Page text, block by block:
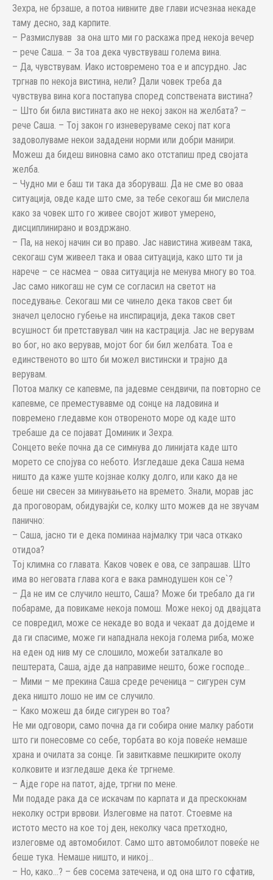
Зехра, не брзаше, а потоа нивните две глави исчезнаа некаде
таму десно, зад карпите.
– Размислував за она што ми го раскажа пред некоја вечер
– рече Саша. – За тоа дека чувствуваш голема вина.
– Да, чувствувам. Иако истовремено тоа е и апсурдно. Јас
тргнав по некоја вистина, нели? Дали човек треба да
чувствува вина кога постапува според сопствената вистина?
– Што би била вистината ако не некој закон на желбата? –
рече Саша. – Тој закон го изневеруваме секој пат кога
задоволуваме некои зададени норми или добри манири.
Можеш да бидеш виновна само ако отстапиш пред својата
желба.
– Чудно ми е баш ти така да зборуваш. Да не сме во оваа
ситуација, овде каде што сме, за тебе секогаш би мислела
како за човек што го живее својот живот умерено,
дисциплинирано и воздржано.
– Па, на некој начин си во право. Јас навистина живеам така,
секогаш сум живеел така и оваа ситуација, како што ти ја
нарече – се насмеа – оваа ситуација не менува многу во тоа.
Јас само никогаш не сум се согласил на светот на
поседување. Секогаш ми се чинело дека таков свет би
значел целосно губење на инспирација, дека таков свет
всушност би претставувал чин на кастрација. Јас не верувам
во бог, но ако верував, мојот бог би бил желбата. Тоа е
единственото во што би можел вистински и трајно да
верувам.
Потоа малку се капевме, па јадевме сендвичи, па повторно се
капевме, се преместувавме од сонце на ладовина и
повремено гледавме кон отвореното море од каде што
требаше да се појават Доминик и Зехра.
Сонцето веќе почна да се симнува до линијата каде што
морето се спојува со небото. Изгледаше дека Саша нема
ништо да каже уште којзнае колку долго, или како да не
беше ни свесен за минувањето на времето. Знали, морав јас
да проговорам, обидувајќи се, колку што можев да не звучам
панично:
– Саша, јасно ти е дека поминаа најмалку три часа откако
отидоа?
Тој климна со главата. Каков човек е ова, се запрашав. Што
има во неговата глава кога е вака рамнодушен кон се`?
– Да не им се случило нешто, Саша? Може би требало да ги
побараме, да повикаме некоја помош. Може некој од двајцата
се повредил, може се некаде во вода и чекаат да дојдеме и
да ги спасиме, може ги нападнала некоја голема риба, може
на еден од нив му се слошило, можеби заталкале во
пештерата, Саша, ајде да направиме нешто, боже господе…
– Мими – ме прекина Саша среде реченица – сигурен сум
дека ништо лошо не им се случило.
– Како можеш да биде сигурен во тоа?
Не ми одговори, само почна да ги собира оние малку работи
што ги понесовме со себе, торбата во која повеќе немаше
храна и очилата за сонце. Ги завиткавме пешкирите околу
колковите и изгледаше дека ќе тргнеме.
– Ајде горе на патот, ајде, тргни по мене.
Ми подаде рака да се искачам по карпата и да прескокнам
неколку остри врвови. Излеговме на патот. Стоевме на
истото место на кое тој ден, неколку часа претходно,
излеговме од автомобилот. Само што автомобилот повеќе не
беше тука. Немаше ништо, и никој…
– Но, како…? – бев сосема затечена, и од она што го сфатив,